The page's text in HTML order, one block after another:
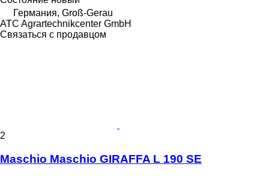
Германия, Groß-Gerau
ATC Agrartechnikcenter GmbH
Связаться с продавцом
2
Maschio Maschio GIRAFFA L 190 SE